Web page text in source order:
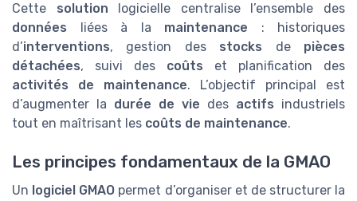
Cette solution logicielle centralise l’ensemble des
données liées à la maintenance : historiques
d’interventions, gestion des stocks de pièces
détachées, suivi des coûts et planification des
activités de maintenance. L’objectif principal est
d’augmenter la durée de vie des actifs industriels
tout en maîtrisant les coûts de maintenance.
Les principes fondamentaux de la GMAO
Un logiciel GMAO permet d’organiser et de structurer la